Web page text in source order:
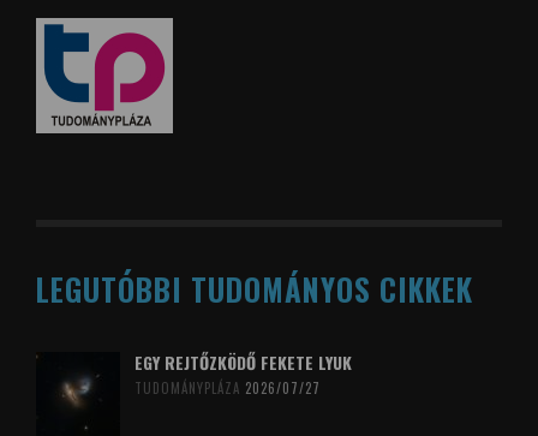
LEGUTÓBBI TUDOMÁNYOS CIKKEK
EGY REJTŐZKÖDŐ FEKETE LYUK
TUDOMÁNYPLÁZA 2026/07/27